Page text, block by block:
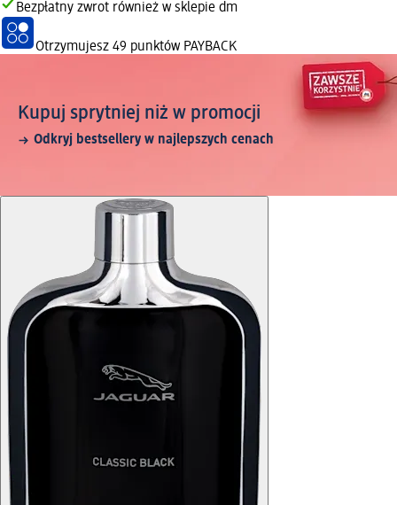
Bezpłatny zwrot również w sklepie dm
Otrzymujesz 49 punktów PAYBACK
Kupuj sprytniej niż w promocji
Odkryj bestsellery w najlepszych cenach